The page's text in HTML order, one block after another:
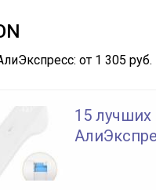
от 1 305 руб.
15